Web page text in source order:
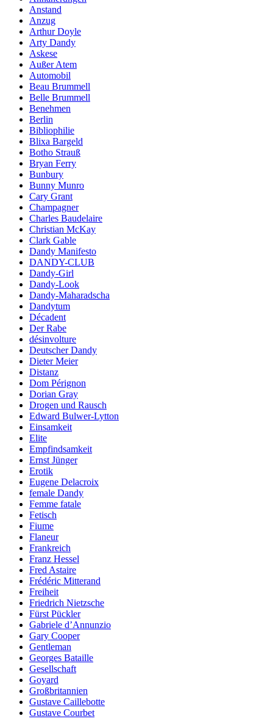
Anstand
Anzug
Arthur Doyle
Arty Dandy
Askese
Außer Atem
Automobil
Beau Brummell
Belle Brummell
Benehmen
Berlin
Bibliophilie
Blixa Bargeld
Botho Strauß
Bryan Ferry
Bunbury
Bunny Munro
Cary Grant
Champagner
Charles Baudelaire
Christian McKay
Clark Gable
Dandy Manifesto
DANDY-CLUB
Dandy-Girl
Dandy-Look
Dandy-Maharadscha
Dandytum
Décadent
Der Rabe
désinvolture
Deutscher Dandy
Dieter Meier
Distanz
Dom Pérignon
Dorian Gray
Drogen und Rausch
Edward Bulwer-Lytton
Einsamkeit
Elite
Empfindsamkeit
Ernst Jünger
Erotik
Eugene Delacroix
female Dandy
Femme fatale
Fetisch
Fiume
Flaneur
Frankreich
Franz Hessel
Fred Astaire
Frédéric Mitterand
Freiheit
Friedrich Nietzsche
Fürst Pückler
Gabriele d’Annunzio
Gary Cooper
Gentleman
Georges Bataille
Gesellschaft
Goyard
Großbritannien
Gustave Caillebotte
Gustave Courbet